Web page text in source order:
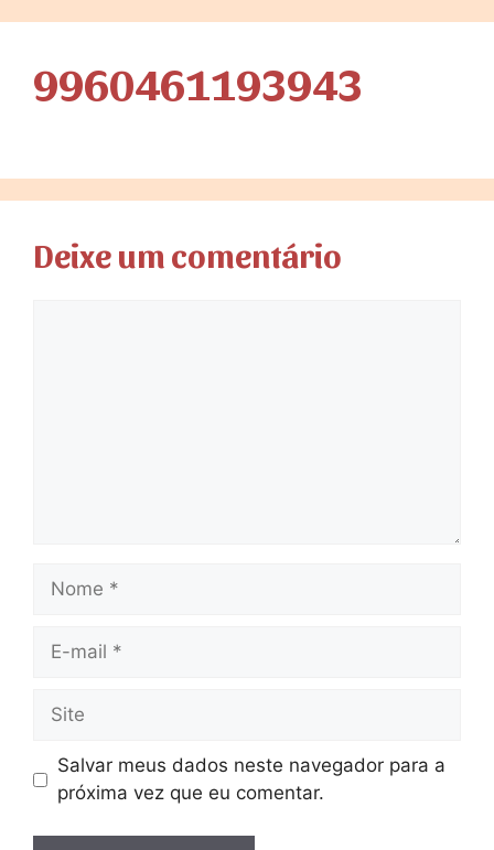
9960461193943
Deixe um comentário
Salvar meus dados neste navegador para a
próxima vez que eu comentar.